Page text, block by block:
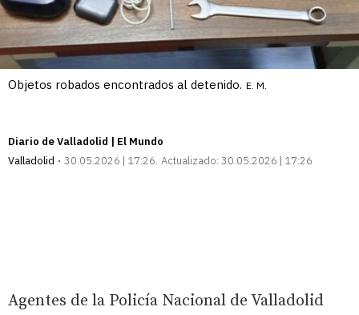
Objetos robados encontrados al detenido. E. M.
Diario de Valladolid | El Mundo
Valladolid
30.05.2026 | 17:26 Actualizado: 30.05.2026 | 17:26
Agentes de la Policía Nacional de Valladolid